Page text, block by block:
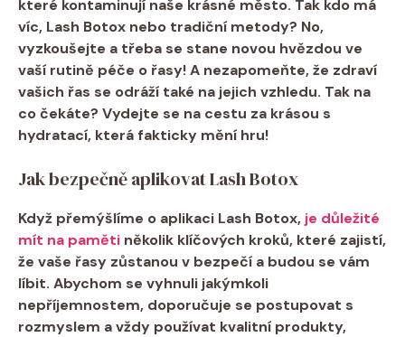
které kontaminují naše krásné město. Tak kdo má
víc, Lash Botox nebo tradiční metody? No,
vyzkoušejte a třeba se stane novou hvězdou ve
vaší rutině péče o řasy! A nezapomeňte, že zdraví
vašich řas se odráží také na jejich vzhledu. Tak na
co čekáte? Vydejte se na cestu za krásou s
hydratací, která fakticky mění hru!
Jak bezpečně aplikovat Lash Botox
Když přemýšlíme o aplikaci Lash Botox, je důležité
mít na paměti několik klíčových kroků, které zajistí,
že vaše řasy zůstanou v bezpečí a budou se vám
líbit. Abychom se vyhnuli jakýmkoli
nepříjemnostem, doporučuje se postupovat s
rozmyslem a vždy používat kvalitní produkty,